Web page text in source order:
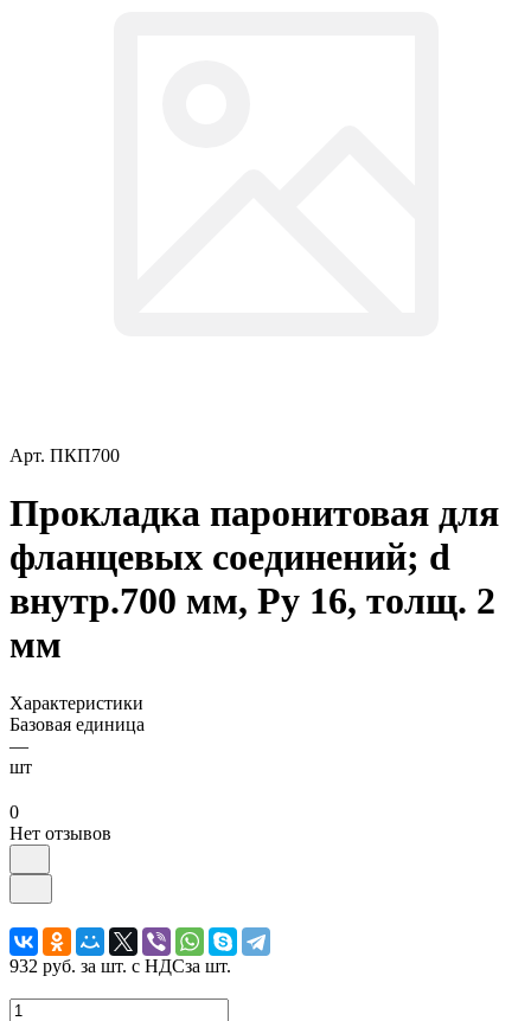
Арт. ПКП700
Прокладка паронитовая для
фланцевых соединений; d
внутр.700 мм, Ру 16, толщ. 2
мм
Характеристики
Базовая единица
—
шт
0
Нет отзывов
932 руб. за шт. с НДСза шт.